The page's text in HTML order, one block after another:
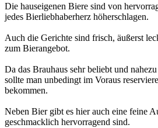
Die hauseigenen Biere sind von
jedes Bierliebhaberherz höherschlagen.
Auch die Gerichte sind frisch, äußerst
zum Bierangebot.
Da das Brauhaus sehr beliebt und
sollte man unbedingt im Voraus
bekommen.
Neben Bier gibt es hier auch eine feine
geschmacklich hervorragend sind.